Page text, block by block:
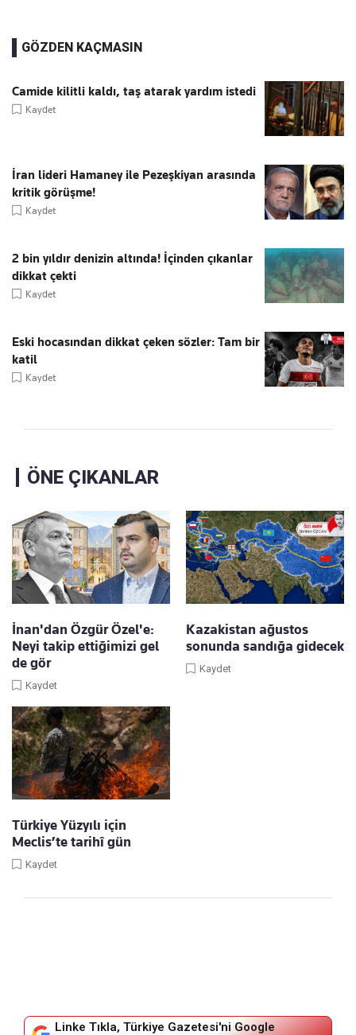
GÖZDEN KAÇMASIN
Camide kilitli kaldı, taş atarak yardım istedi
Kaydet
İran lideri Hamaney ile Pezeşkiyan arasında
kritik görüşme!
Kaydet
2 bin yıldır denizin altında! İçinden çıkanlar
dikkat çekti
Kaydet
Eski hocasından dikkat çeken sözler: Tam bir
katil
Kaydet
ÖNE ÇIKANLAR
İnan'dan Özgür Özel'e:
Neyi takip ettiğimizi gel
de gör
Kaydet
Kazakistan ağustos
sonunda sandığa gidecek
Kaydet
Türkiye Yüzyılı için
Meclis’te tarihî gün
Kaydet
Linke Tıkla, Türkiye Gazetesi'ni Google